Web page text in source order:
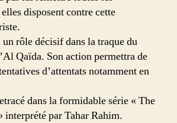
disposent contre cette
rôle décisif dans la traque du
Qaïda. Son action permettra de
d’attentats notamment en
dans la formidable série « The
par Tahar Rahim.